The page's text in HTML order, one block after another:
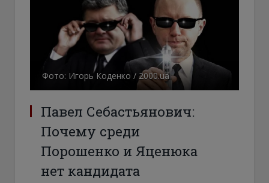
Фото: Игорь Коденко / 2000.ua
Павел Себастьянович:
Почему среди
Порошенко и Яценюка
нет кандидата